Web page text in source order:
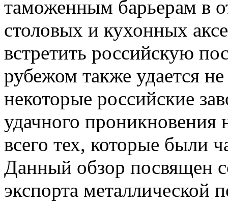
таможенным барьерам в
столовых и кухонных
встретить российскую
рубежом также удается
некоторые российские
удачного
всего тех, которые были
Данный обзор посвящен
экспорта металлической